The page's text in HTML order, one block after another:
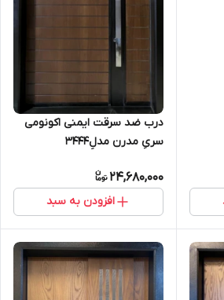
درب ضد سرقت ایمنی اکونومی
سریِ مدرن مدلِ3444
24,680,000
افزودن به سبد